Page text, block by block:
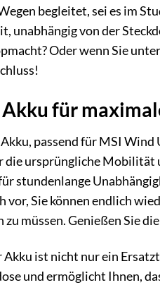
begleitet, sei es im
unabhängig von der
Oder wenn Sie
für
passend für MSI
die ursprüngliche Mobilität
stundenlange
vor, Sie können endlich
zu müssen. Genießen Sie
Akku ist nicht nur ein
und ermöglicht Ihnen,